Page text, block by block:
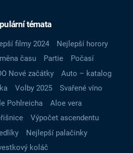
témata
filmy 2024
Nejlepší horory
času Partie
Počasí
Nové začátky
Auto – katalog
Volby 2025
Svařené víno
Pohlreicha
Aloe vera
Výpočet ascendentu
Nejlepší palačinky
koláč